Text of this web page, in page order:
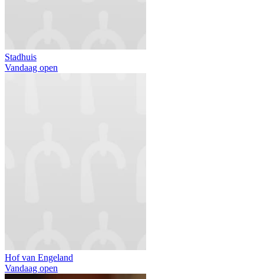
Stadhuis
Vandaag open
Hof van Engeland
Vandaag open